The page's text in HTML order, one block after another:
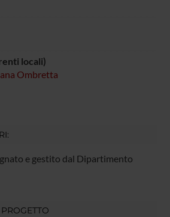
locali)
Ombretta
e gestito dal Dipartimento